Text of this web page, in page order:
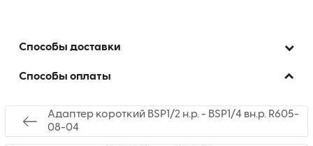
Способы доставки
Способы оплаты
Адаптер короткий BSP1/2 н.р. - BSP1/4 вн.р. R605-
08-04